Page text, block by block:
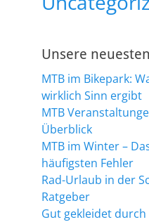
Unsere
MTB im Bikepark:
wirklich Sinn ergibt
MTB
Überblick
MTB im Winter –
häufigsten Fehler
Rad-Urlaub in der
Ratgeber
Gut gekleidet durch